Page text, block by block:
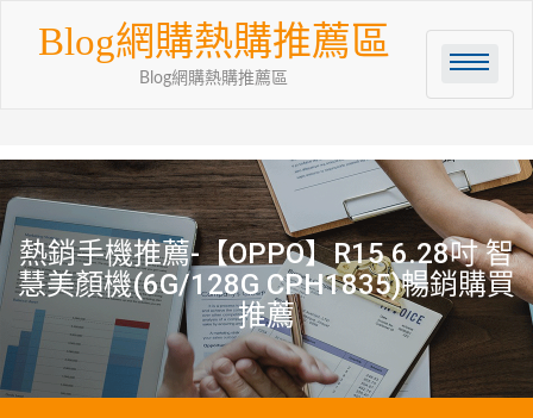
Blog網購熱購推薦區
Blog網購熱購推薦區
熱銷手機推薦-【OPPO】R15 6.28吋 智
慧美顏機(6G/128G CPH1835)暢銷購買
推薦